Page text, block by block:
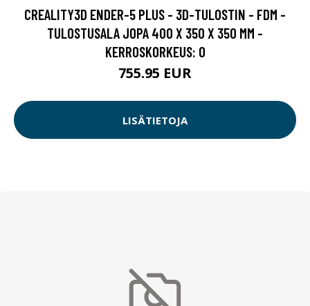
CREALITY3D ENDER-5 PLUS - 3D-TULOSTIN - FDM -
TULOSTUSALA JOPA 400 X 350 X 350 MM -
KERROSKORKEUS: 0
755.95 EUR
LISÄTIETOJA